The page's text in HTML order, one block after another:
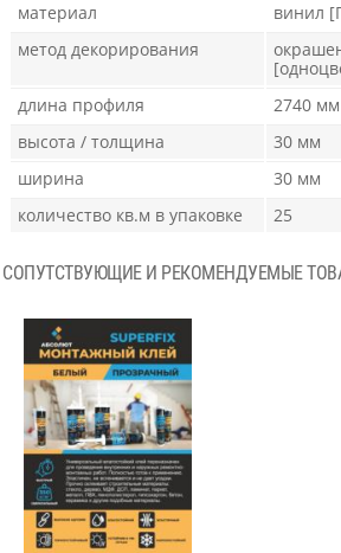
материал
винил
метод декорирования
длина профиля
2740 мм
высота / толщина
30 мм
ширина
30 мм
количество кв.м в упаковке
25
СОПУТСТВУЮЩИЕ И РЕКОМЕНДУЕМЫЕ